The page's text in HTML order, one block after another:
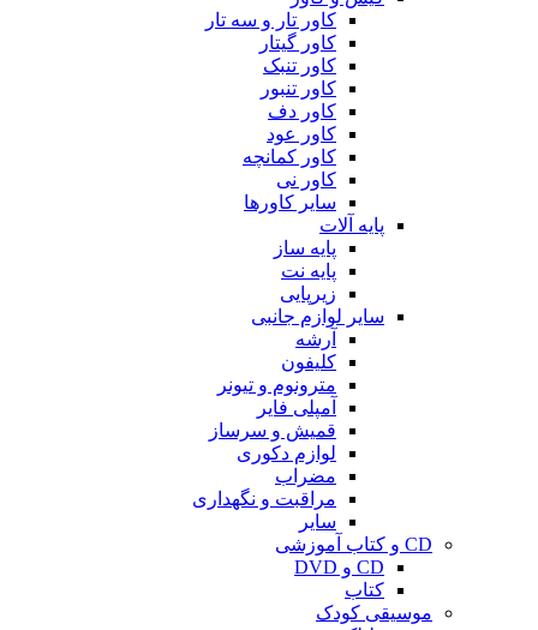
کاور تار و سه تار
کاور گیتار
کاور تنبک
کاور تنبور
کاور دف
کاور عود
کاور کمانچه
کاور نی
سایر کاورها
پایه آلات
پایه ساز
پایه نت
زیرپایی
سایر لوازم جانبی
آرشه
کلیفون
مترونوم و تیونر
آمپلی فایر
قمیش و سرساز
لوازم دکوری
مضراب
مراقبت و نگهداری
سایر
CD و کتاب آموزشی
CD و DVD
کتاب
موسیقی کودک